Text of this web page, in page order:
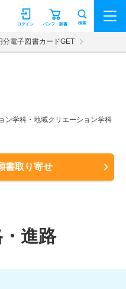
パンフ・願書
ログイン 検索
分電子図書カードGET
学科・地域クリエーション学科
書取り寄せ
進路